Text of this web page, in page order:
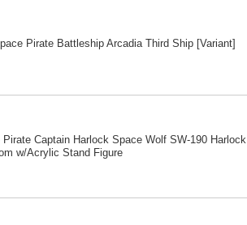
Pirate Battleship Arcadia Third Ship [Variant]
Captain Harlock Space Wolf SW-190 Harlock
w/Acrylic Stand Figure